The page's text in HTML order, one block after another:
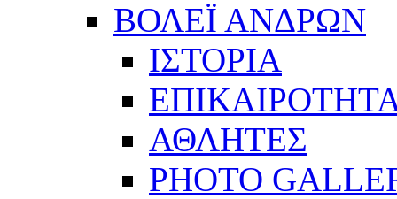
ΒΟΛΕΪ ΑΝΔΡΩΝ
ΙΣΤΟΡΙΑ
ΑΘΛΗΤΕΣ
PHOTO